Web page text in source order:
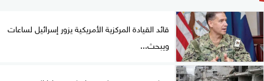
قائد القيادة المركزية الأمريكية يزور إسرائيل لساعات
ويبحث...